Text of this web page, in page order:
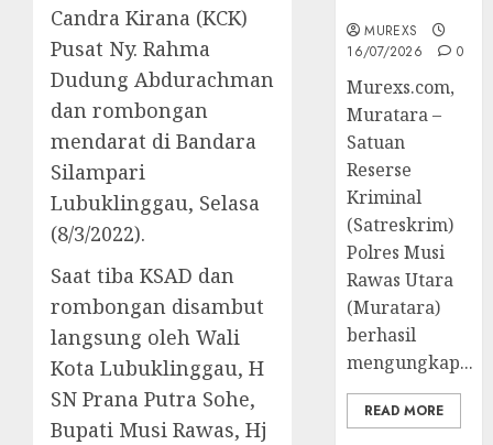
Candra Kirana (KCK)
Pusat Ny. Rahma
Dudung Abdurachman
dan rombongan
mendarat di Bandara
Silampari
Lubuklinggau, Selasa
(8/3/2022).
Saat tiba KSAD dan
rombongan disambut
langsung oleh Wali
Kota Lubuklinggau, H
SN Prana Putra Sohe,
Bupati Musi Rawas, Hj
MUREXS
16/07/2026
0
Murexs.com,
Muratara –
Satuan
Reserse
Kriminal
(Satreskrim)
Polres Musi
Rawas Utara
(Muratara)
berhasil
mengungkap...
READ MORE